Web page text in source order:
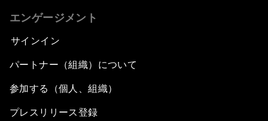
エンゲージメント
サインイン
パートナー（組織）について
参加する（個人、組織）
プレスリリース登録